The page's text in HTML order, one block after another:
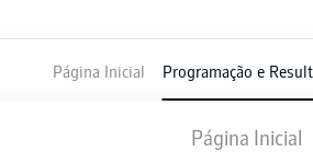
Página Inicial Programação e
Página Inicial
HAMBURG